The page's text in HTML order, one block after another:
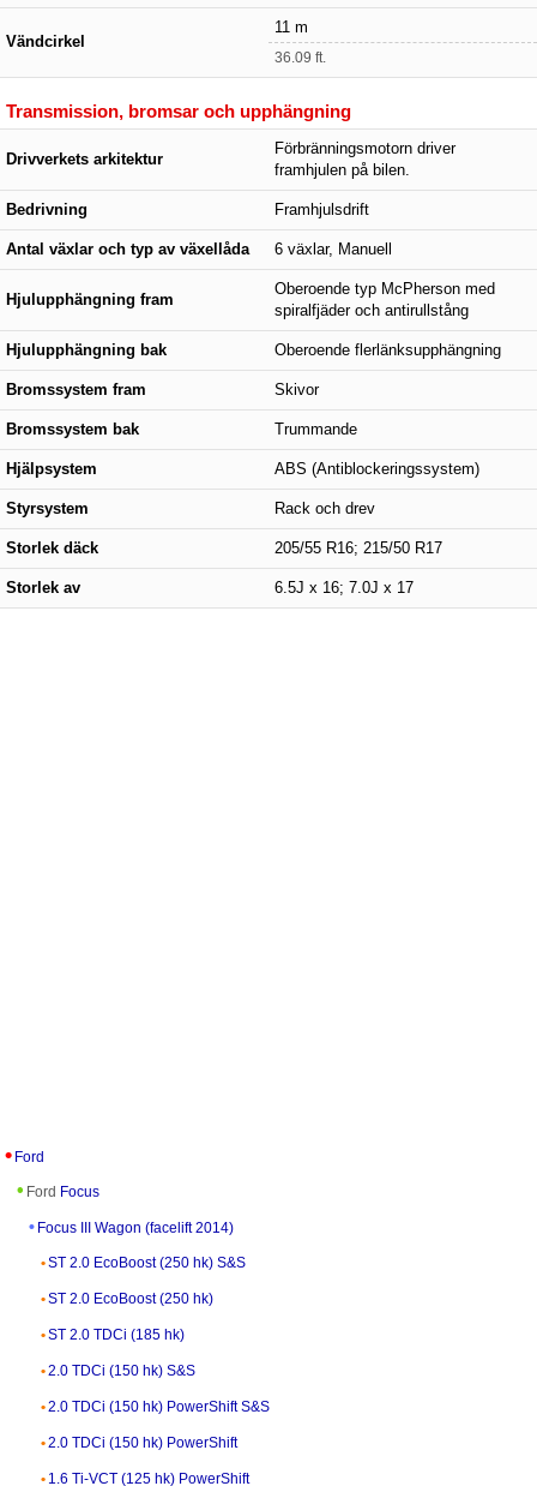
Vändcirkel
11 m
36.09 ft.
Transmission, bromsar och upphängning
Drivverkets arkitektur
Förbränningsmotorn driver
framhjulen på bilen.
Bedrivning Framhjulsdrift
Antal växlar och typ av växellåda 6 växlar, Manuell
Hjulupphängning fram
Oberoende typ McPherson med
spiralfjäder och antirullstång
Hjulupphängning bak Oberoende flerlänksupphängning
Bromssystem fram Skivor
Bromssystem bak Trummande
Hjälpsystem ABS (Antiblockeringssystem)
Styrsystem Rack och drev
Storlek däck 205/55 R16; 215/50 R17
Storlek av 6.5J x 16; 7.0J x 17
Ford
Ford Focus
Focus III Wagon (facelift 2014)
ST 2.0 EcoBoost (250 hk) S&S
ST 2.0 EcoBoost (250 hk)
ST 2.0 TDCi (185 hk)
2.0 TDCi (150 hk) S&S
2.0 TDCi (150 hk) PowerShift S&S
2.0 TDCi (150 hk) PowerShift
1.6 Ti-VCT (125 hk) PowerShift